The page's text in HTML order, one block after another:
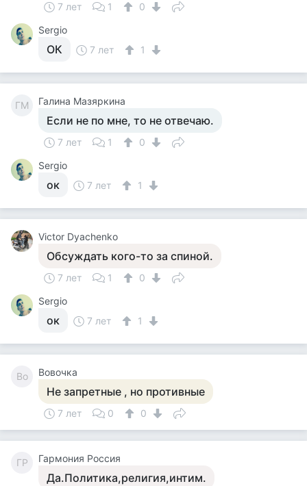
7 лет 1
0
Sergio
ОК 7 лет 1
ГМ Галина Мазяркина
Если не по мне, то не отвечаю.
7 лет 1
0
Sergio
ок 7 лет 1
Victor Dyachenko
Обсуждать кого-то за спиной.
7 лет 1
0
Sergio
ок 7 лет 1
Во Вовочка
Не запретные , но противные
7 лет 0 0
ГР Гармония Россия
Да.Политика,религия,интим.